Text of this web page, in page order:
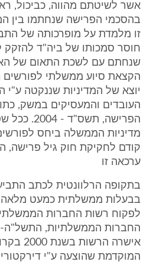
אשר לשיטתם מהווה, כביכול,
בהסכמי הפרישה שנחתמו בין
זו מלמדת על מופרכותה של
חוסר סמכותו של ביה"ד להזקק
שנחתם עם לשכת התאום של
הקצאת סיוע ממשלתי לפורשים
יוצא של המדיניות שננקטה
העובדים והמעסיקים במשק,
הפרישה,
מדיניות הממשלה ביחס
קודם לחקיקת חוק גיל פרישה,
ערכאה זו
בתקופה הרלוונטית לכתב
בבעלות ממשלתית כמעט מלאה
לפקוח רשות החברות
אישרה
המוקדמת שהוצעה ע"י